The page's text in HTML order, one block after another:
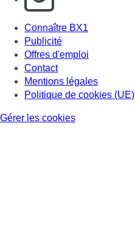
Connaître BX1
Publicité
Offres d'emploi
Contact
Mentions légales
Politique de cookies (UE)
Gérer les cookies